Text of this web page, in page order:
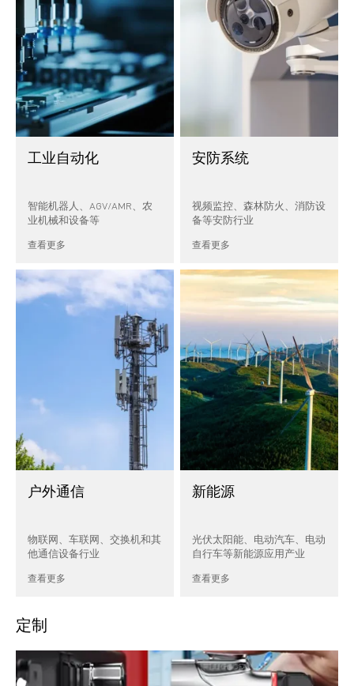
工业自动化
智能机器人、AGV/AMR、农
业机械和设备等
查看更多
安防系统
视频监控、森林防火、消防设
备等安防行业
查看更多
户外通信
物联网、车联网、交换机和其
他通信设备行业
查看更多
新能源
光伏太阳能、电动汽车、电动
自行车等新能源应用产业
查看更多
定制